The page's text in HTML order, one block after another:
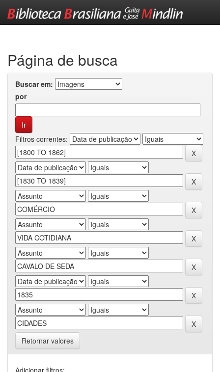
Página de busca
Buscar em:
por
Filtros correntes:
Retornar valores
Adicionar filtros: